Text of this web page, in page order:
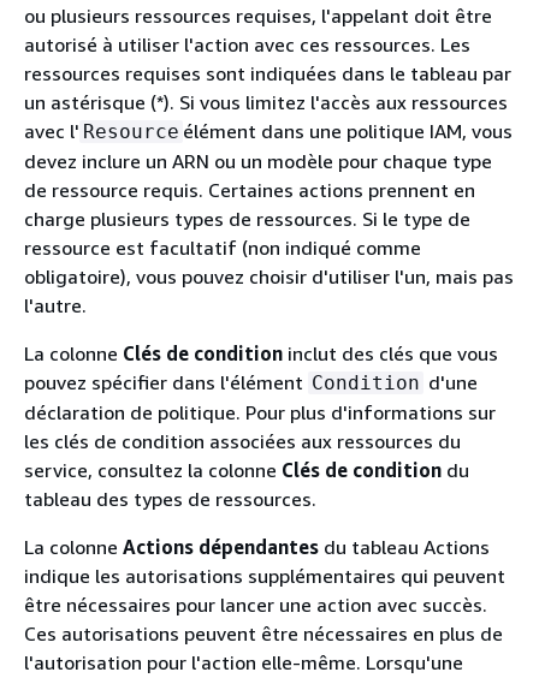
ou plusieurs ressources requises, l'appelant doit être
autorisé à utiliser l'action avec ces ressources. Les
ressources requises sont indiquées dans le tableau par
un astérisque (*). Si vous limitez l'accès aux ressources
avec l' Resource élément dans une politique IAM, vous
devez inclure un ARN ou un modèle pour chaque type
de ressource requis. Certaines actions prennent en
charge plusieurs types de ressources. Si le type de
ressource est facultatif (non indiqué comme
obligatoire), vous pouvez choisir d'utiliser l'un, mais pas
l'autre.
La colonne Clés de condition inclut des clés que vous
pouvez spécifier dans l'élément Condition d'une
déclaration de politique. Pour plus d'informations sur
les clés de condition associées aux ressources du
service, consultez la colonne Clés de condition du
tableau des types de ressources.
La colonne Actions dépendantes du tableau Actions
indique les autorisations supplémentaires qui peuvent
être nécessaires pour lancer une action avec succès.
Ces autorisations peuvent être nécessaires en plus de
l'autorisation pour l'action elle-même. Lorsqu'une